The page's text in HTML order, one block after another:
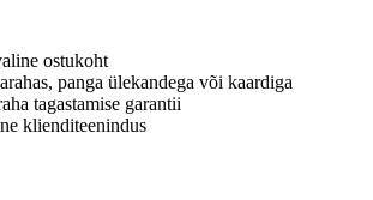
ostukoht
panga ülekandega või kaardiga
tagastamise garantii
klienditeenindus